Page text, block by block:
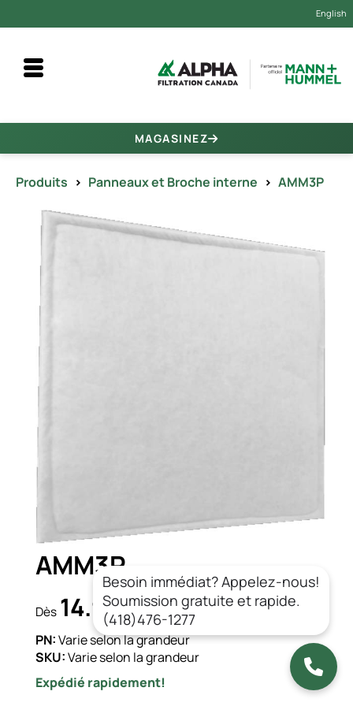
English
MAGASINEZ
Produits > Panneaux et Broche interne > AMM3P
AMM3P
Dès 14.93$CAD/un.
PN:Varie selon la grandeur
SKU:Varie selon la grandeur
Expédié rapidement!
Besoin immédiat? Appelez-nous!
Soumission gratuite et rapide.
(418)476-1277